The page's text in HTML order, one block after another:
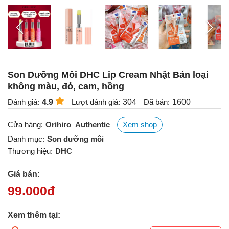
Son Dưỡng Môi DHC Lip Cream Nhật Bản loại
không màu, đỏ, cam, hồng
Đánh giá: 4.9 Lượt đánh giá: 304 Đã bán: 1600
Cửa hàng: Orihiro_Authentic
Xem shop
Danh mục: Son dưỡng môi
Thương hiệu: DHC
Giá bán:
99.000đ
Xem thêm tại: